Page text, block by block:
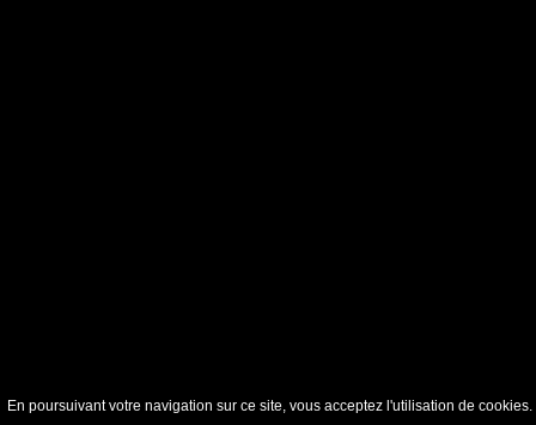
En poursuivant votre navigation sur ce site, vous acceptez l'utilisation de